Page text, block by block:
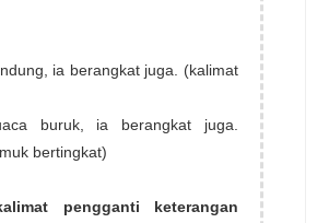
ia berangkat juga. (kalimat
buruk, ia berangkat juga.
bertingkat)
pengganti keterangan